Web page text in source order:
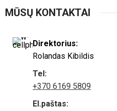
MŪSŲ KONTAKTAI
Direktorius:
Rolandas Kibildis
Tel:
+370 6169 5809
El.paštas: